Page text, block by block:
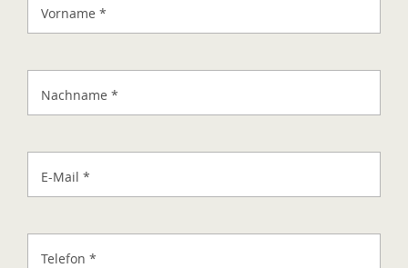
Vorname *
Nachname *
E-Mail *
Telefon *